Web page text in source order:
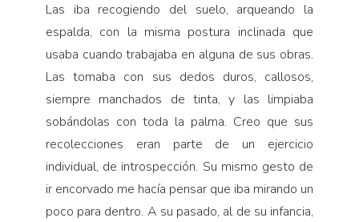
Las iba recogiendo del suelo, arqueando la
espalda, con la misma postura inclinada que
usaba cuando trabajaba en alguna de sus obras.
Las tomaba con sus dedos duros, callosos,
siempre manchados de tinta, y las limpiaba
sobándolas con toda la palma. Creo que sus
recolecciones eran parte de un ejercicio
individual, de introspección. Su mismo gesto de
ir encorvado me hacía pensar que iba mirando un
poco para dentro. A su pasado, al de su infancia,